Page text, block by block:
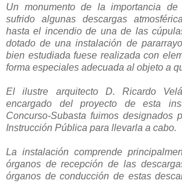
Un monumento de la importancia
sufrido algunas descargas
hasta el incendio de una de las
dotado de una instalación de
bien estudiada fuese realizada con
forma especiales adecuada al objeto a
El ilustre arquitecto D. Ricardo
encargado del proyecto de esta
Concurso-Subasta fuimos designados
Instrucción Pública para llevarla a cabo.
La instalación comprende
órganos de recepción de las
órganos de conducción de estas